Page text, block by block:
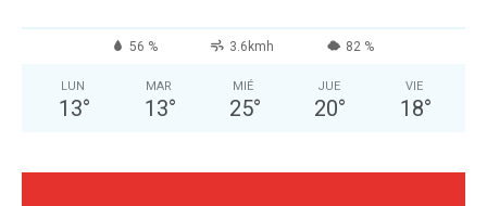
56 % 3.6kmh 82 %
LUN
13°
MAR
13°
MIÉ
25°
JUE
20°
VIE
18°